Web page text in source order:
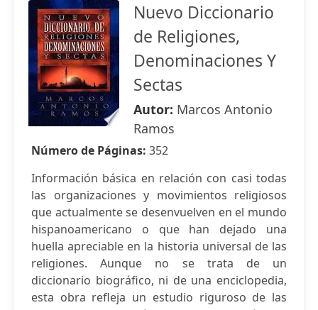
Nuevo Diccionario
de Religiones,
Denominaciones Y
Sectas
Autor: Marcos Antonio
Ramos
Número de Páginas: 352
Información básica en relación con casi todas
las organizaciones y movimientos religiosos
que actualmente se desenvuelven en el mundo
hispanoamericano o que han dejado una
huella apreciable en la historia universal de las
religiones. Aunque no se trata de un
diccionario biográfico, ni de una enciclopedia,
esta obra refleja un estudio riguroso de las